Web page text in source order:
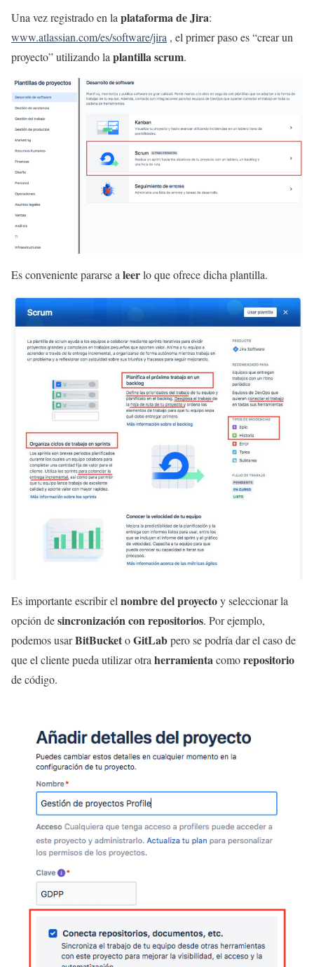
Una vez registrado en la plataforma de Jira:
www.atlassian.com/es/software/jira , el primer paso es “crear un
proyecto” utilizando la plantillascrum.
Es conveniente pararse a leerlo que ofrece dicha plantilla.
Es importante escribir el nombre del proyectoy seleccionar la
opción desincronización con repositorios. Por ejemplo,
podemos usarBitBucketoGitLabpero se podría dar el caso de
que el cliente pueda utilizar otra herramientacomorepositorio
de código.